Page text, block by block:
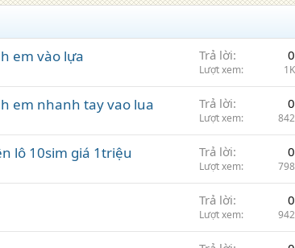
em vào lựa Trả lời 0
Lượt xem 1K
em nhanh tay vao lua Trả lời 0
Lượt xem 842
lô 10sim giá 1triệu Trả lời 0
Lượt xem 798
Trả lời 0
Lượt xem 942